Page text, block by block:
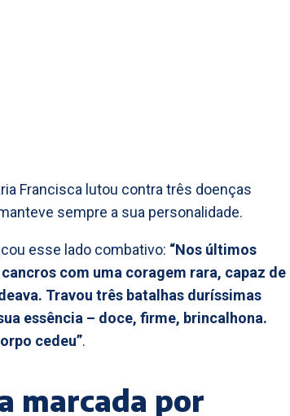
Francisca lutou contra três doenças
sempre a sua personalidade.
esse lado combativo: “Nos últimos
com uma coragem rara, capaz de
Travou três batalhas duríssimas
essência – doce, firme, brincalhona.
cedeu”.
marcada por